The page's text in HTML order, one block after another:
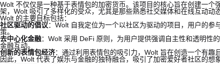
Wolt 不仅仅是一种基于表情包的加密货币。该项目的核心旨在创建一
架，Wolt 吸引了多样化的受众，尤其是那些熟悉社交媒体和在线互动动
Wolt 的主要目标包括：
社区驱动的倡议：Wolt 自我定位为一个以社区为驱动的项目，用户的
策。
去中心化金融：Wolt 采用 DeFi 原则，为用户提供强调自主性和透明性
金融互动。
创新的表情包经济：通过利用表情包的吸引力，Wolt 旨在创造一个有
因此，Wolt 代表了娱乐与金融的独特融合，吸引了加密爱好者社区的想